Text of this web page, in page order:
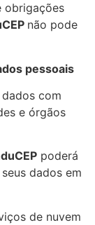
obrigações
não pode
pessoais
com
e órgãos
poderá
dados em
de nuvem